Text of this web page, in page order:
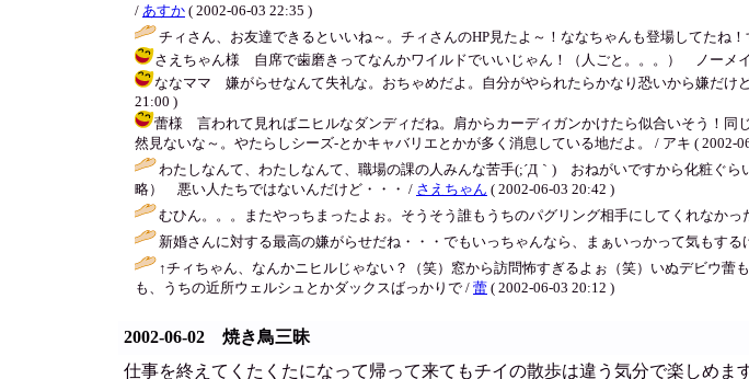
/ あすか ( 2002-06-03 22:35 )
チィさん、お友達できるといいね～。チィさんのHP見たよ～！ななちゃんも登場してたね
さえちゃん様 自席で歯磨きってなんかワイルドでいいじゃん！（人ごと。。。） ノーメ
ななママ 嫌がらせなんて失礼な。おちゃめだよ。自分がやられたらかなり恐いから嫌だけ
21:00 )
蕾様 言われて見ればニヒルなダンディだね。肩からカーディガンかけたら似合いそう！
然見ないな～。やたらしシーズ-とかキャバリエとかが多く消息している地だよ。 / アキ ( 2002-
わたしなんて、わたしなんて、職場の課の人みんな苦手(;´Д｀) おねがいですから化粧ぐ
略） 悪い人たちではないんだけど・・・ / さえちゃん ( 2002-06-03 20:42 )
むひん。。。またやっちまったよぉ。そうそう誰もうちのパグリング相手にしてくれなか
新婚さんに対する最高の嫌がらせだね・・・でもいっちゃんなら、まぁいっかって気もする
↑チィちゃん、なんかニヒルじゃない？（笑）窓から訪問怖すぎるよぉ（笑）いぬデビウ
も、うちの近所ウェルシュとかダックスばっかりで / 蕾 ( 2002-06-03 20:12 )
2002-06-02 焼き鳥三昧
仕事を終えてくたくたになって帰って来てもチイの散歩は違う気分で楽しめます